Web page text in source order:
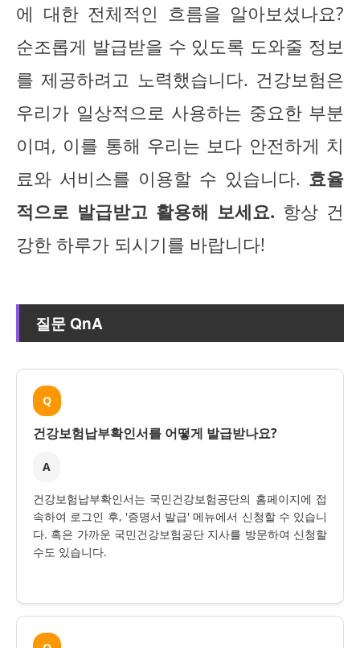
에 대한 전체적인 흐름을 알아보셨나요?
순조롭게 발급받을 수 있도록 도와줄 정보
를 제공하려고 노력했습니다. 건강보험은
우리가 일상적으로 사용하는 중요한 부분
이며, 이를 통해 우리는 보다 안전하게 치
료와 서비스를 이용할 수 있습니다. 효율
적으로 발급받고 활용해 보세요. 항상 건
강한 하루가 되시기를 바랍니다!
질문 QnA
Q
건강보험납부확인서를 어떻게 발급받나요?
A
건강보험납부확인서는 국민건강보험공단의 홈페이지에 접
속하여 로그인 후, '증명서 발급' 메뉴에서 신청할 수 있습니
다. 혹은 가까운 국민건강보험공단 지사를 방문하여 신청할
수도 있습니다.